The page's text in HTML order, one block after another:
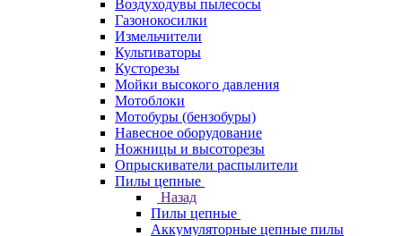
Воздуходувы пылесосы
Газонокосилки
Измельчители
Культиваторы
Кусторезы
Мойки высокого давления
Мотоблоки
Мотобуры (бензобуры)
Навесное оборудование
Ножницы и высоторезы
Опрыскиватели распылители
Пилы цепные
Назад
Пилы цепные
Аккумуляторные цепные пилы